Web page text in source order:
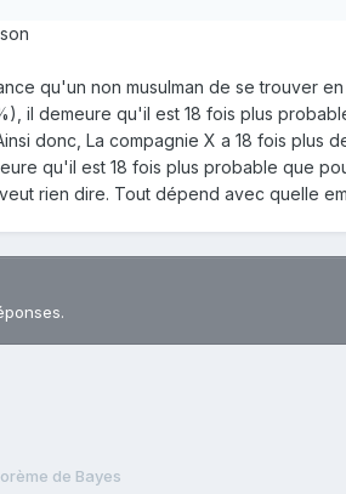
qu'un non musulman de se trouver
il demeure qu'il est 18 fois plus
donc, La compagnie X a 18 fois plus
qu'il est 18 fois plus probable que
rien dire. Tout dépend avec quelle
de Bayes